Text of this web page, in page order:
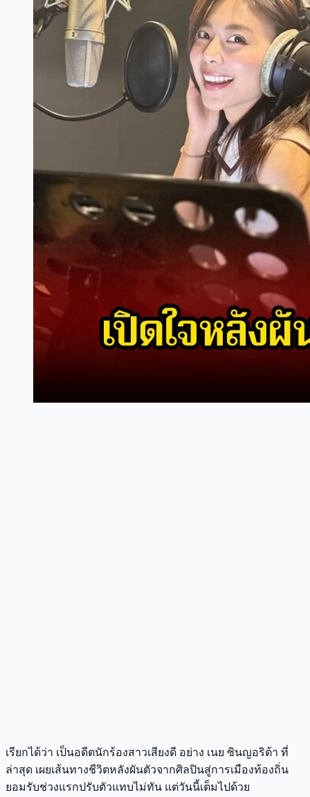
เรียกได้ว่า เป็นอดีตนักร้องสาวเสียงดี อย่าง เนย ซินญอริต้า ที่
ล่าสุด เผยเส้นทางชีวิตหลังผันตัวจากศิลปินสู่การเมืองท้องถิ่น
ยอมรับช่วงแรกปรับตัวแทบไม่ทัน แต่วันนี้เต็มไปด้วย